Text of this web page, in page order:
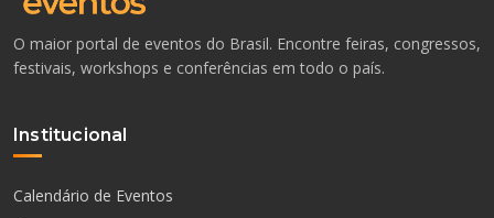
O maior portal de eventos do Brasil. Encontre feiras, congressos,
festivais, workshops e conferências em todo o país.
Institucional
Calendário de Eventos